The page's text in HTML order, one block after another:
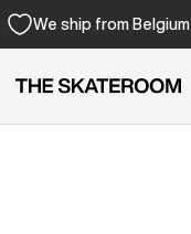
We ship from Belgium